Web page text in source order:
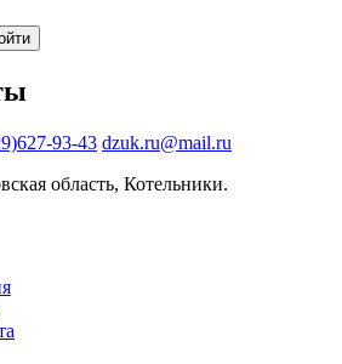
93-43 dzuk.ru@mail.ru
область, Котельники.